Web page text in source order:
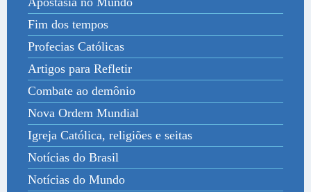
Fim dos tempos
Profecias Católicas
Artigos para Refletir
Combate ao demônio
Nova Ordem Mundial
Igreja Católica, religiões e seitas
Notícias do Brasil
Notícias do Mundo